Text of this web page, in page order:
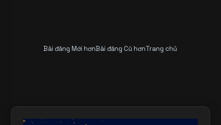
Bài đăng Mới hơnBài đăng Cũ hơnTrang chủ